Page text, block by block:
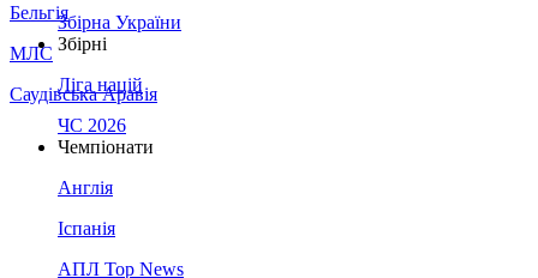
Бельгія
МЛС
Саудівська Аравія
Збірна України
Збірні
Ліга націй
ЧС 2026
Чемпіонати
Англія
Іспанія
АПЛ Top News